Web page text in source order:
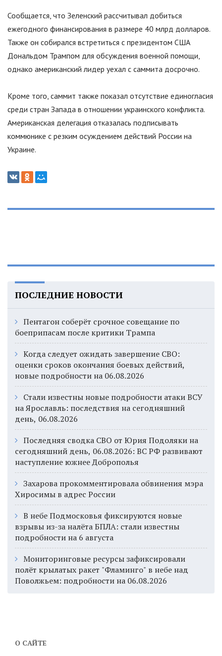
Сообщается, что Зеленский рассчитывал добиться
ежегодного финансирования в размере 40 млрд долларов.
Также он собирался встретиться с президентом США
Дональдом Трампом для обсуждения военной помощи,
однако американский лидер уехал с саммита досрочно.
Кроме того, саммит также показал отсутствие единогласия
среди стран Запада в отношении украинского конфликта.
Американская делегация отказалась подписывать
коммюнике с резким осуждением действий России на
Украине.
ПОСЛЕДНИЕ НОВОСТИ
Пентагон соберёт срочное совещание по
боеприпасам после критики Трампа
Когда следует ожидать завершение СВО:
оценки сроков окончания боевых действий,
новые подробности на 06.08.2026
Стали известны новые подробности атаки ВСУ
на Ярославль: последствия на сегодняшний
день, 06.08.2026
Последняя сводка СВО от Юрия Подоляки на
сегодняшний день, 06.08.2026: ВС РФ развивают
наступление южнее Доброполья
Захарова прокомментировала обвинения мэра
Хиросимы в адрес России
В небе Подмосковья фиксируются новые
взрывы из-за налёта БПЛА: стали известны
подробности на 6 августа
Мониторинговые ресурсы зафиксировали
полёт крылатых ракет "Фламинго" в небе над
Поволжьем: подробности на 06.08.2026
О САЙТЕ